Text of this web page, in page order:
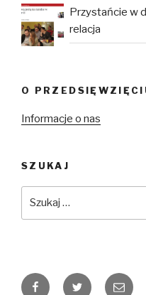
Przystańcie w
relacja
O
Informacje o nas
SZUKAJ
FacebookTwitter E-